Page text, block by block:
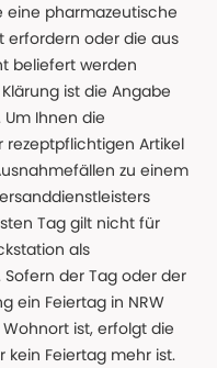
eine pharmazeutische
erfordern oder die aus
beliefert werden
ist die Angabe
Ihnen die
Artikel
zu einem
Tag gilt nicht für
als
der Tag oder der
ein Feiertag in NRW
ist, erfolgt die
kein Feiertag mehr ist.